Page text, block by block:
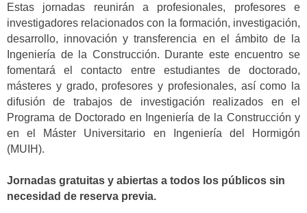
Estas jornadas reunirán a profesionales, profesores e
investigadores relacionados con la formación, investigación,
desarrollo, innovación y transferencia en el ámbito de la
Ingeniería de la Construcción. Durante este encuentro se
fomentará el contacto entre estudiantes de doctorado,
másteres y grado, profesores y profesionales, así como la
difusión de trabajos de investigación realizados en el
Programa de Doctorado en Ingeniería de la Construcción y
en el Máster Universitario en Ingeniería del Hormigón
(MUIH).
Jornadas gratuitas y abiertas a todos los públicos sin
necesidad de reserva previa.